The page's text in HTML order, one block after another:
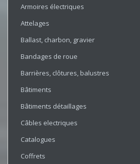
Armoires électriques
Attelages
Ballast, charbon, gravier
Bandages de roue
Barrières, clôtures, balustres
Bâtiments
Bâtiments détaillages
Câbles electriques
Catalogues
Coffrets